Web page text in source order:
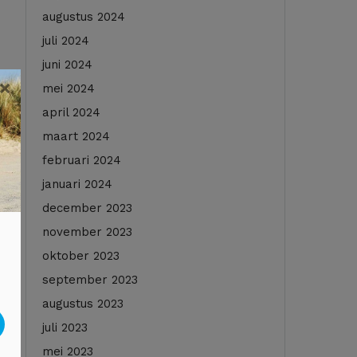
augustus 2024
juli 2024
juni 2024
mei 2024
april 2024
maart 2024
februari 2024
januari 2024
december 2023
november 2023
oktober 2023
september 2023
augustus 2023
juli 2023
mei 2023